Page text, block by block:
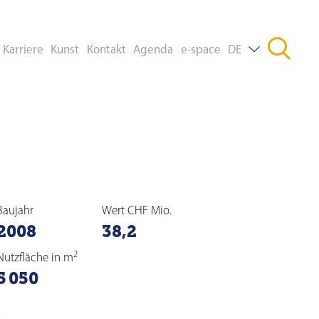
Karriere Kunst Kontakt Agenda e-space DE
Wert CHF Mio.
38,2
in m2
050